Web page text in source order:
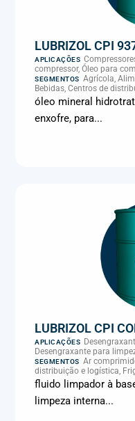
LUBRIZOL CPI
APLICAÇÕES
compressor, Óleo para
compressor,
SEGMENTOS Agrícola,
Bebidas, Centros de
Climatização e HVAC,
e latas, Energia (geração),
Frigoríficos e abate,
Metalmecânica,
manutenção industrial,
óleo mineral
enxofre, para...
LUBRIZOL CPI
APLICAÇÕES
Desengraxante para
SEGMENTOS Ar
distribuição e logística,
manutenção industrial
fluido limpador à
limpeza interna...